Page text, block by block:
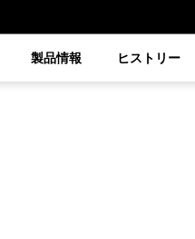
製品情報 ヒストリー